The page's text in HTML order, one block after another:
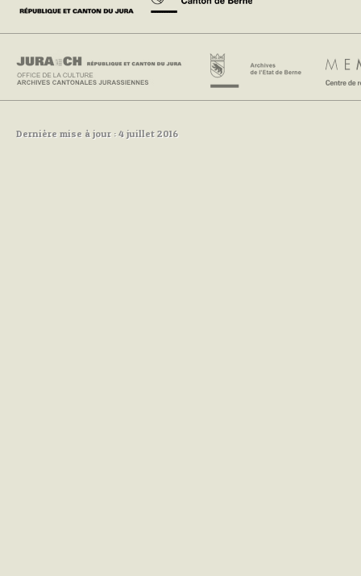
Dernière mise à jour : 4 juillet 2016